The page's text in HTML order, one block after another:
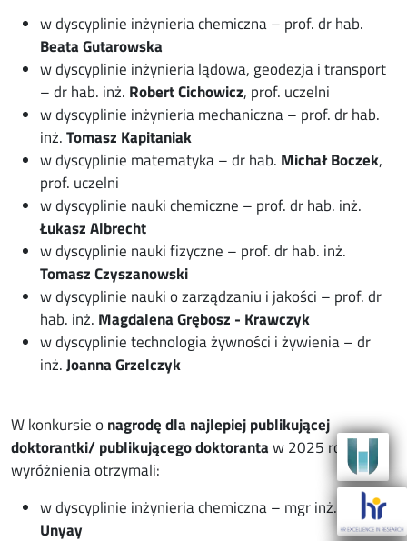
w dyscyplinie inżynieria chemiczna – prof. dr hab.
Beata Gutarowska
w dyscyplinie inżynieria lądowa, geodezja i transport
– dr hab. inż. Robert Cichowicz, prof. uczelni
w dyscyplinie inżynieria mechaniczna – prof. dr hab.
inż.Tomasz Kapitaniak
w dyscyplinie matematyka – dr hab. Michał Boczek,
prof. uczelni
w dyscyplinie nauki chemiczne – prof. dr hab. inż.
Łukasz Albrecht
w dyscyplinie nauki fizyczne – prof. dr hab. inż.
Tomasz Czyszanowski
w dyscyplinie nauki o zarządzaniu i jakości – prof. dr
hab. inż. Magdalena Grębosz - Krawczyk
w dyscyplinie technologia żywności i żywienia – dr
inż.Joanna Grzelczyk
W konkursie onagrodę dla najlepiej publikującej
doktorantki/ publikującego doktorantaw 2025 roku
wyróżnienia otrzymali:
w dyscyplinie inżynieria chemiczna – mgr inż.
Hilal
Unyay